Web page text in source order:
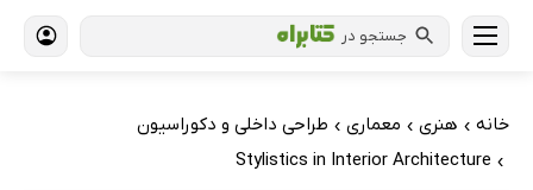
جستجو در
خانه › هنری › معماری › طراحی داخلی و دکوراسیون
›
Stylistics in Interior Architecture